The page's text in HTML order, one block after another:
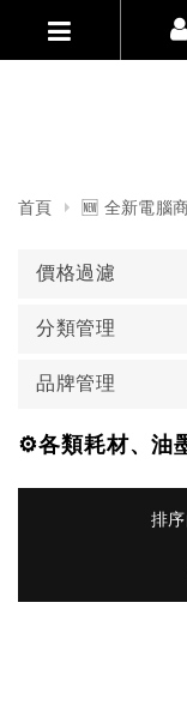
首頁 🆕 全新電腦
價格過濾
分類管理
品牌管理
⚙️各類耗材、油
排